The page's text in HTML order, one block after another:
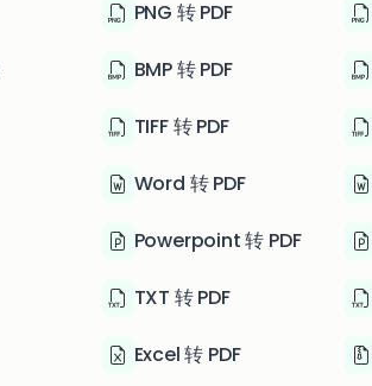
PNG 转 PDF
BMP 转 PDF
TIFF 转 PDF
Word 转 PDF
Powerpoint 转 PDF
TXT 转 PDF
Excel 转 PDF